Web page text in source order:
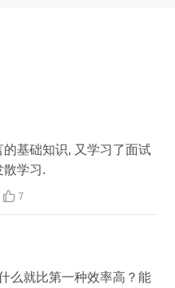
基础知识, 又学习了面试
散学习.
 7
么就比第一种效率高？能